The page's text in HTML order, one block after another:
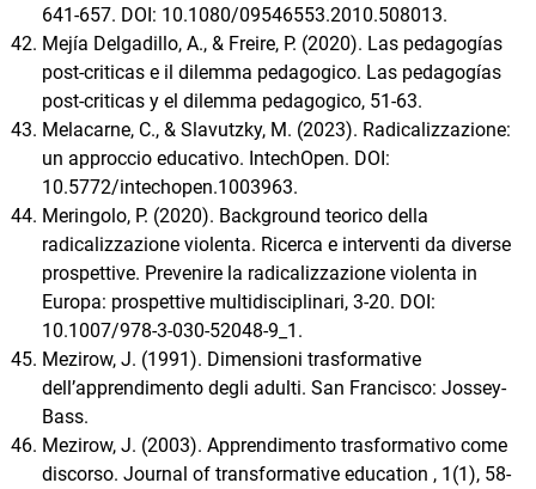
641-657. DOI: 10.1080/09546553.2010.508013.
Mejía Delgadillo, A., & Freire, P. (2020). Las pedagogías
post-criticas e il dilemma pedagogico. Las pedagogías
post-criticas y el dilemma pedagogico, 51-63.
Melacarne, C., & Slavutzky, M. (2023). Radicalizzazione:
un approccio educativo. IntechOpen. DOI:
10.5772/intechopen.1003963.
Meringolo, P. (2020). Background teorico della
radicalizzazione violenta. Ricerca e interventi da diverse
prospettive. Prevenire la radicalizzazione violenta in
Europa: prospettive multidisciplinari, 3-20. DOI:
10.1007/978-3-030-52048-9_1.
Mezirow, J. (1991). Dimensioni trasformative
dell’apprendimento degli adulti. San Francisco: Jossey-
Bass.
Mezirow, J. (2003). Apprendimento trasformativo come
discorso. Journal of transformative education , 1(1), 58-